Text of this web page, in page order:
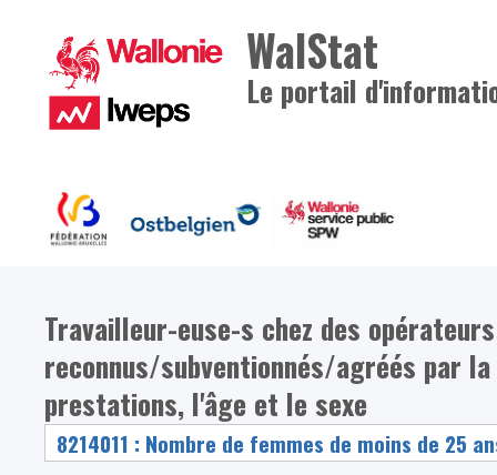
WalStat
Le portail
Travailleur-euse-s chez des
reconnus/subventionnés/agréés par
prestations, l'âge et le sexe